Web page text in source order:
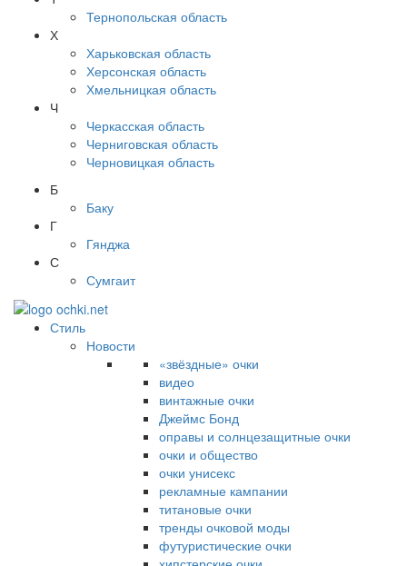
Тернопольская область
Х
Харьковская область
Херсонская область
Хмельницкая область
Ч
Черкасская область
Черниговская область
Черновицкая область
Б
Баку
Г
Гянджа
С
Сумгаит
Стиль
Новости
«звёздные» очки
видео
винтажные очки
Джеймс Бонд
оправы и солнцезащитные очки
очки и общество
очки унисекс
рекламные кампании
титановые очки
тренды очковой моды
футуристические очки